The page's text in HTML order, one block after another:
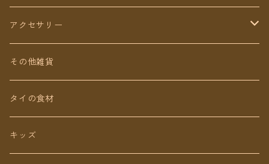
ショート丈
Baby&Kids
スカート
キッズ
アクセサリー
ピアス（イヤリング）
ネックレス
リング
その他雑貨
タイの食材
キッズ